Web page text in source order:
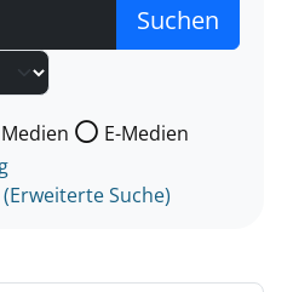
nach der Sie suchen wollen.
E-Medien
Suche)